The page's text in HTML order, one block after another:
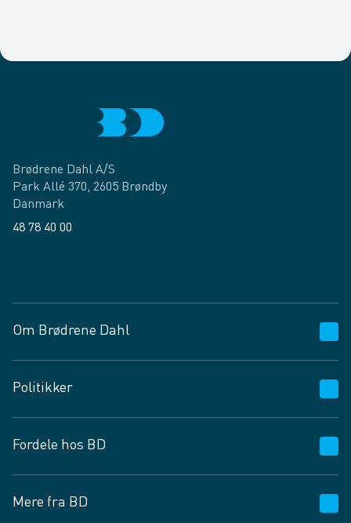
Brødrene Dahl A/S
Park Allé 370, 2605 Brøndby
Danmark
48 78 40 00
Om Brødrene Dahl
Vagttelefon 30 10 89 89
Spørgsmål og svar
Job og karriere
Fødevarekontrolrapport
Politikker
Privatlivspolitik
Cookies
Vilkår og betingelser
Fordele hos BD
BD app
Mere fra BD